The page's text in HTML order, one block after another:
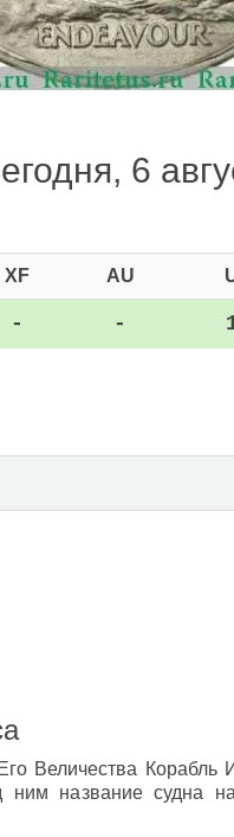
6
XF AU
- -
Величества
название судна